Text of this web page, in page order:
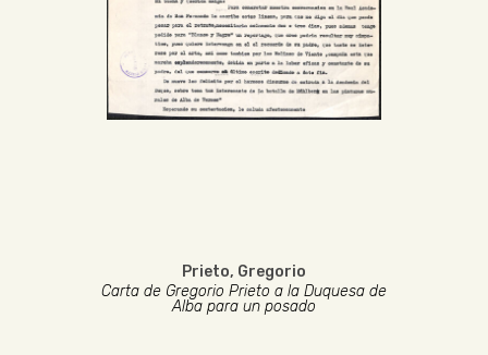
Prieto, Gregorio
Carta de Gregorio Prieto a la Duquesa de
Alba para un posado